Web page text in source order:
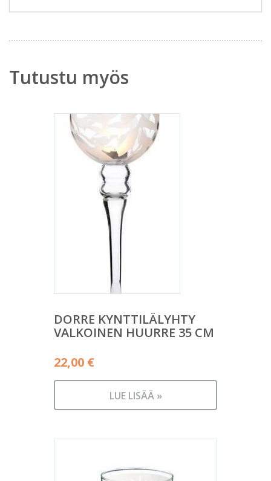
Tutustu myös
DORRE KYNTTILÄLYHTY
VALKOINEN HUURRE 35 CM
22,00 €
LUE LISÄÄ »